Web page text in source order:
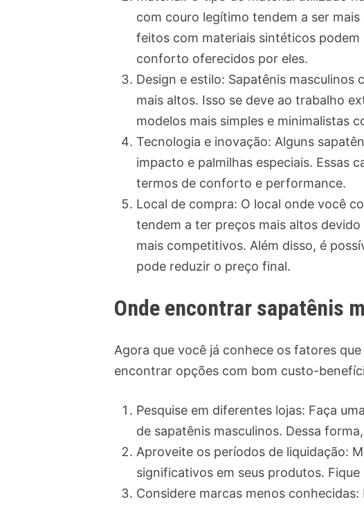
com couro legítimo tendem a ser
feitos com materiais sintéticos
conforto oferecidos por eles.
Design e estilo: Sapatênis
mais altos. Isso se deve ao trabalho
modelos mais simples e minimalistas
Tecnologia e inovação: Alguns
impacto e palmilhas especiais. Essas
termos de conforto e performance.
Local de compra: O local onde você
tendem a ter preços mais altos
mais competitivos. Além disso, é
pode reduzir o preço final.
Onde encontrar sapatênis
Agora que você já conhece os fatores
encontrar opções com bom custo-
Pesquise em diferentes lojas: Faça
de sapatênis masculinos. Dessa
Aproveite os períodos de liquidação:
significativos em seus produtos.
Considere marcas menos